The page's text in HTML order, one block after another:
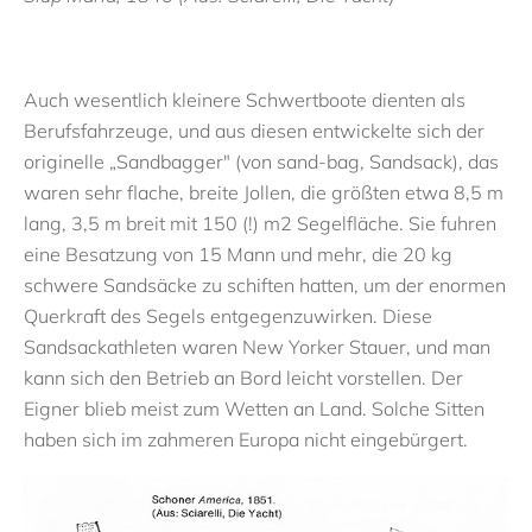
Auch wesentlich kleinere Schwertboote dienten als
Berufsfahrzeuge, und aus diesen entwickelte sich der
originelle „Sandbagger" (von sand-bag, Sandsack), das
waren sehr flache, breite Jollen, die größten etwa 8,5 m
lang, 3,5 m breit mit 150 (!) m2 Segelfläche. Sie fuhren
eine Besatzung von 15 Mann und mehr, die 20 kg
schwere Sandsäcke zu schiften hatten, um der enormen
Querkraft des Segels entgegenzuwirken. Diese
Sandsackathleten waren New Yorker Stauer, und man
kann sich den Betrieb an Bord leicht vorstellen. Der
Eigner blieb meist zum Wetten an Land. Solche Sitten
haben sich im zahmeren Europa nicht eingebürgert.